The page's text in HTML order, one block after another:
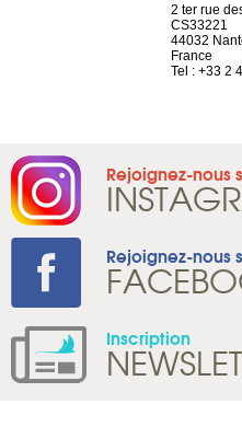
2 ter rue
CS33221
44032
France
Tel : +33 2
Rejoignez-nous
Rejoignez-nous
Inscription